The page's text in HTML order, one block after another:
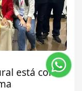
está com